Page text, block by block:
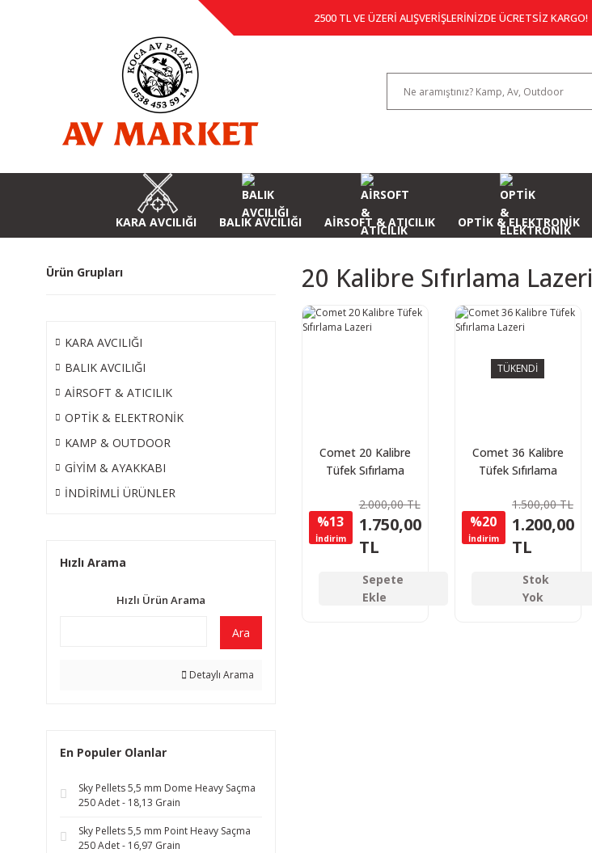
2500 TL VE ÜZERİ ALIŞVERİŞLERİNİZDE ÜCRETSİZ KARGO!
KARA AVCILIĞI BALIK AVCILIĞI AİRSOFT & ATICILIK OPTİK & ELEKTRONİK
Ürün Grupları
KARA AVCILIĞI
BALIK AVCILIĞI
AİRSOFT & ATICILIK
OPTİK & ELEKTRONİK
KAMP & OUTDOOR
GİYİM & AYAKKABI
İNDİRİMLİ ÜRÜNLER
Hızlı Arama
Hızlı Ürün Arama
Ara
Detaylı Arama
En Populer Olanlar
Sky Pellets 5,5 mm Dome Heavy Saçma
250 Adet - 18,13 Grain
Sky Pellets 5,5 mm Point Heavy Saçma
250 Adet - 16,97 Grain
20 Kalibre Sıfırlama Lazeri
Comet 20 Kalibre
Tüfek Sıfırlama
%13
İndirim
2.000,00 TL
1.750,00
TL
Sepete
Ekle
TÜKENDİ
Comet 36 Kalibre
Tüfek Sıfırlama
%20
İndirim
1.500,00 TL
1.200,00
TL
Stok
Yok